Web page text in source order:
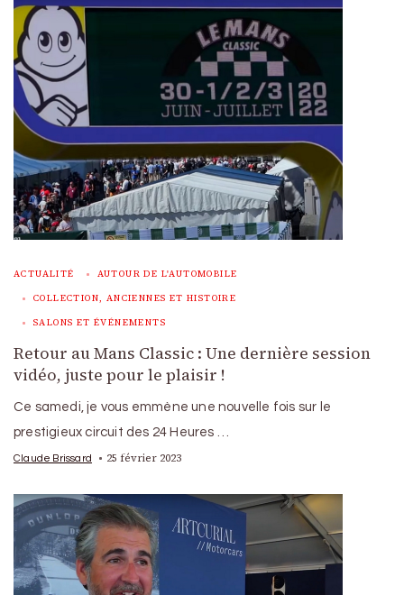
ACTUALITÉ AUTOUR DE L'AUTOMOBILE
COLLECTION, ANCIENNES ET HISTOIRE
SALONS ET ÉVÉNEMENTS
Retour au Mans Classic : Une dernière session
vidéo, juste pour le plaisir !
Ce samedi, je vous emmène une nouvelle fois sur le
prestigieux circuit des 24 Heures …
Claude Brissard 25 février 2023